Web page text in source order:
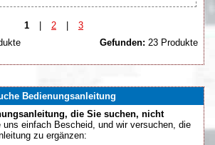
1 | 2 |
3
Gefunden: 23 Produkte
Bedienungsanleitung
die Sie suchen, nicht
uns einfach Bescheid, und wir versuchen, die
zu ergänzen: